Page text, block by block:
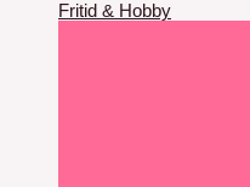
Fritid & Hobby